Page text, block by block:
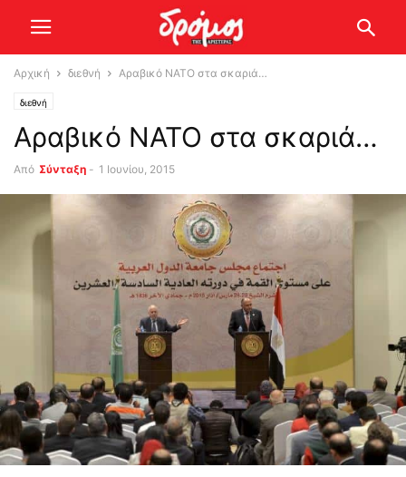
Αρχική διεθνή Αραβικό ΝΑΤΟ στα σκαριά…
διεθνή
Αραβικό ΝΑΤΟ στα σκαριά…
Από Σύνταξη - 1 Ιουνίου, 2015